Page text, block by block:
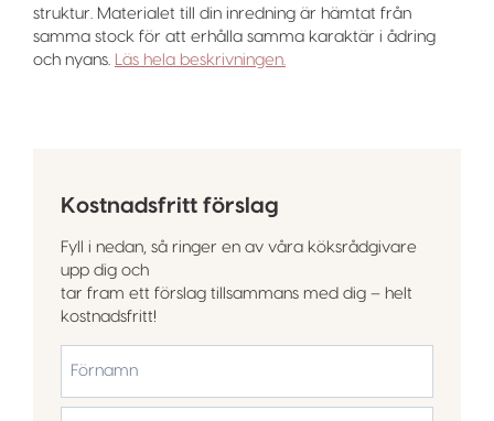
struktur. Materialet till din inredning är hämtat från
samma stock för att erhålla samma karaktär i ådring
och nyans. Läs hela beskrivningen.
Kostnadsfritt förslag
Fyll i nedan, så ringer en av våra köksrådgivare
upp dig och
tar fram ett förslag tillsammans med dig – helt
kostnadsfritt!